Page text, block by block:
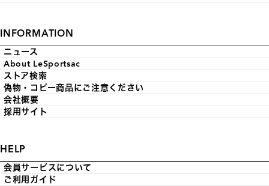
INFORMATION
ニュース
About LeSportsac
ストア検索
偽物・コピー商品にご注意ください
会社概要
採用サイト
HELP
会員サービスについて
ご利用ガイド